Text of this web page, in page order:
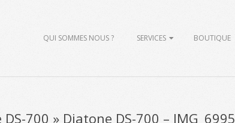
PrimaryQUI SOMMES NOUS ? SERVICES BOUTIQUE
700 » Diatone DS-700 – IMG_6995